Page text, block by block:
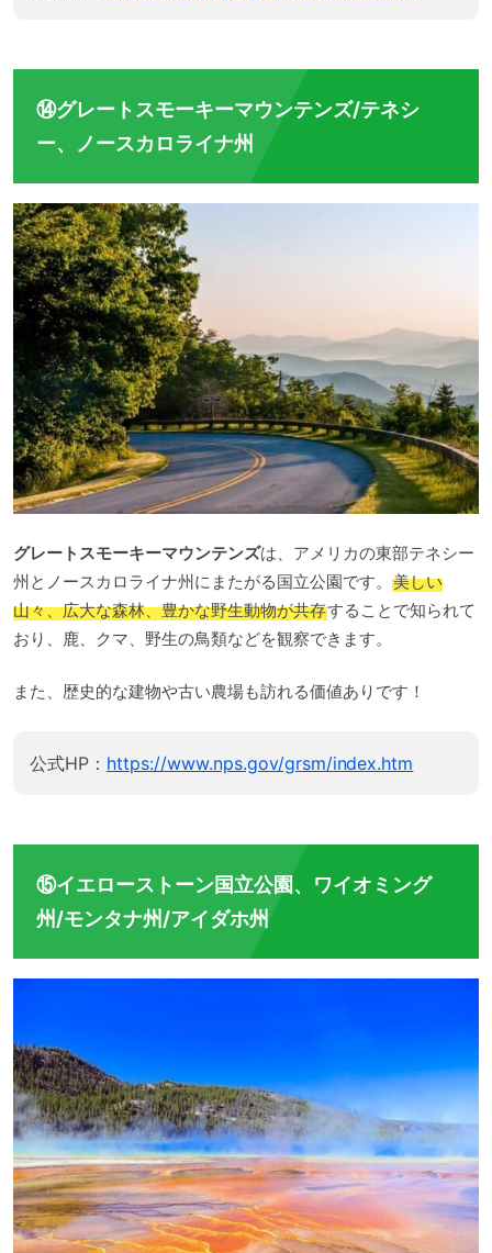
⑭グレートスモーキーマウンテンズ/テネシ
ー、ノースカロライナ州
グレートスモーキーマウンテンズは、アメリカの東部テネシー
州とノースカロライナ州にまたがる国立公園です。 美しい
山々、広大な森林、豊かな野生動物が共存することで知られて
おり、鹿、クマ、野生の鳥類などを観察できます。
また、歴史的な建物や古い農場も訪れる価値ありです！
公式HP： https://www.nps.gov/grsm/index.htm
⑮イエローストーン国立公園、ワイオミング
州/モンタナ州/アイダホ州